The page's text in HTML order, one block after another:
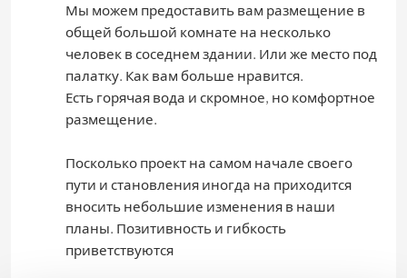
Мы можем предоставить вам размещение в
общей большой комнате на несколько
человек в соседнем здании. Или же место под
палатку. Как вам больше нравится.
Есть горячая вода и скромное, но комфортное
размещение.
Посколько проект на самом начале своего
пути и становления иногда на приходится
вносить небольшие изменения в наши
планы. Позитивность и гибкость
приветствуются